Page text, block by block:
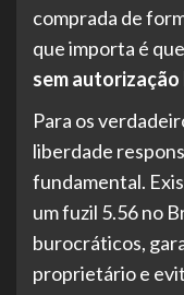
comprada de
que importa é
sem autorização
Para os
liberdade
fundamental.
um fuzil 5.56 no
burocráticos,
proprietário e